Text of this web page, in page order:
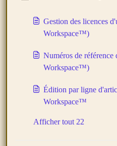
Gestion des licences
Workspace™)
Numéros de référence
Workspace™)
Édition par ligne
Workspace™
Afficher tout 22